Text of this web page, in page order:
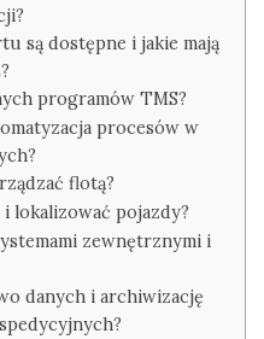
są dostępne i jakie mają
programów TMS?
procesów w
flotą?
lokalizować pojazdy?
zewnętrznymi i
danych i archiwizację